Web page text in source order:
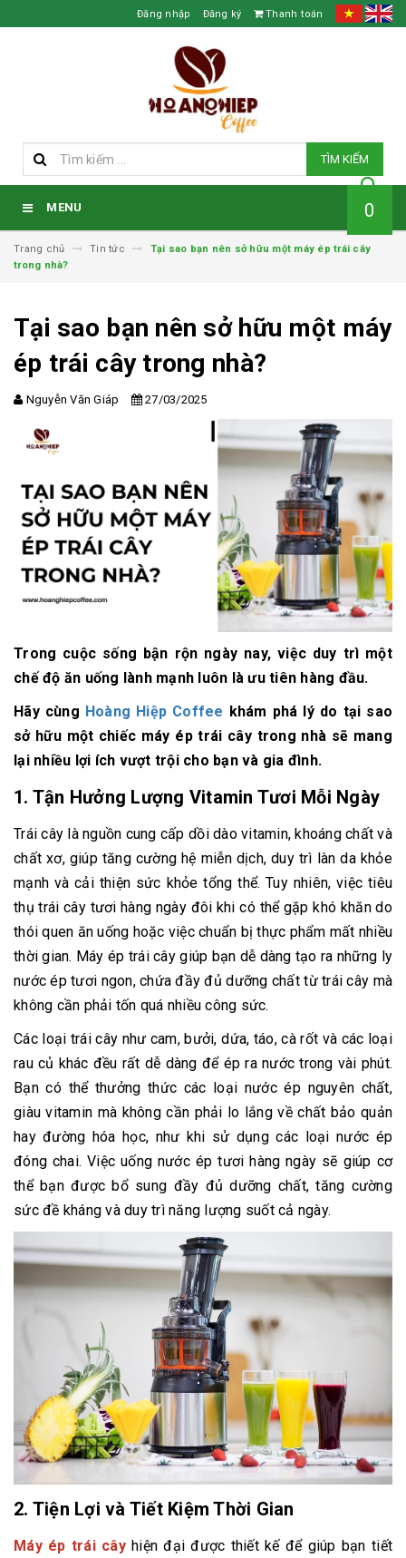
Đăng nhập Đăng ký Thanh toán
TÌM KIẾM
MENU 0
Trang chủ Tin tức
Tại sao bạn nên sở hữu một máy ép trái cây
trong nhà?
Tại sao bạn nên sở hữu một máy
ép trái cây trong nhà?
Nguyễn Văn Giáp 27/03/2025
Trong cuộc sống bận rộn ngày nay, việc duy trì một
chế độ ăn uống lành mạnh luôn là ưu tiên hàng đầu.
Hãy cùng Hoàng Hiệp Coffee khám phá lý do tại sao
sở hữu một chiếc máy ép trái cây trong nhà sẽ mang
lại nhiều lợi ích vượt trội cho bạn và gia đình.
1. Tận Hưởng Lượng Vitamin Tươi Mỗi Ngày
Trái cây là nguồn cung cấp dồi dào vitamin, khoáng chất và
chất xơ, giúp tăng cường hệ miễn dịch, duy trì làn da khỏe
mạnh và cải thiện sức khỏe tổng thể. Tuy nhiên, việc tiêu
thụ trái cây tươi hàng ngày đôi khi có thể gặp khó khăn do
thói quen ăn uống hoặc việc chuẩn bị thực phẩm mất nhiều
thời gian. Máy ép trái cây giúp bạn dễ dàng tạo ra những ly
nước ép tươi ngon, chứa đầy đủ dưỡng chất từ trái cây mà
không cần phải tốn quá nhiều công sức.
Các loại trái cây như cam, bưởi, dứa, táo, cà rốt và các loại
rau củ khác đều rất dễ dàng để ép ra nước trong vài phút.
Bạn có thể thưởng thức các loại nước ép nguyên chất,
giàu vitamin mà không cần phải lo lắng về chất bảo quản
hay đường hóa học, như khi sử dụng các loại nước ép
đóng chai. Việc uống nước ép tươi hàng ngày sẽ giúp cơ
thể bạn được bổ sung đầy đủ dưỡng chất, tăng cường
sức đề kháng và duy trì năng lượng suốt cả ngày.
2. Tiện Lợi và Tiết Kiệm Thời Gian
Máy ép trái câyhiện đại được thiết kế để giúp bạn tiết